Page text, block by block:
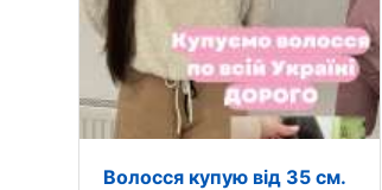
Волосся купую від 35 см.